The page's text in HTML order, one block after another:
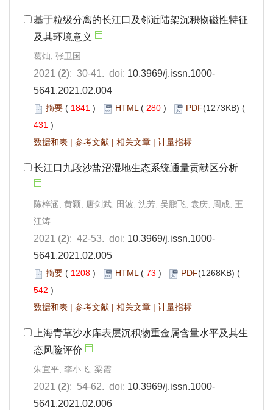
基于粒级分离的长江口及邻近陆架沉积物磁性特征
及其环境意义
葛灿, 张卫国
2021 (2): 30-41. doi: 10.3969/j.issn.1000-
5641.2021.02.004
摘要 ( 1841 ) HTML( 280 ) PDF(1273KB) (
431 )
数据和表 | 参考文献 | 相关文章 | 计量指标
长江口九段沙盐沼湿地生态系统通量贡献区分析
陈梓涵, 黄颖, 唐剑武, 田波, 沈芳, 吴鹏飞, 袁庆, 周成, 王
江涛
2021 (2): 42-53. doi: 10.3969/j.issn.1000-
5641.2021.02.005
摘要 ( 1208 ) HTML( 73 ) PDF(1268KB) (
542 )
数据和表 | 参考文献 | 相关文章 | 计量指标
上海青草沙水库表层沉积物重金属含量水平及其生
态风险评价
朱宜平, 李小飞, 梁霞
2021 (2): 54-62. doi: 10.3969/j.issn.1000-
5641.2021.02.006